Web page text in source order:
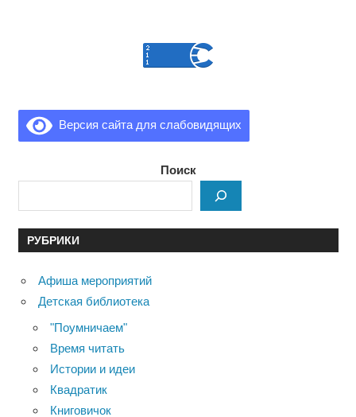
Версия сайта для слабовидящих
Поиск
РУБРИКИ
Афиша мероприятий
Детская библиотека
"Поумничаем"
Время читать
Истории и идеи
Квадратик
Книговичок